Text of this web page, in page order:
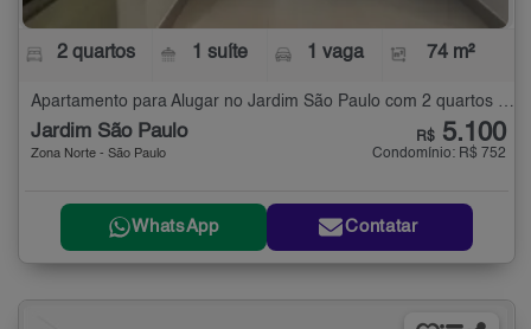
2 quartos 1 suíte 1 vaga 74 m²
Jardim São Paulo
Zona Norte - São Paulo
R$ 5.100
Condomínio: R$ 752
WhatsApp Contatar